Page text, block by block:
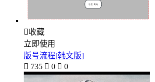
收藏
立即使用
版号流程[韩文版]
 735  0  0